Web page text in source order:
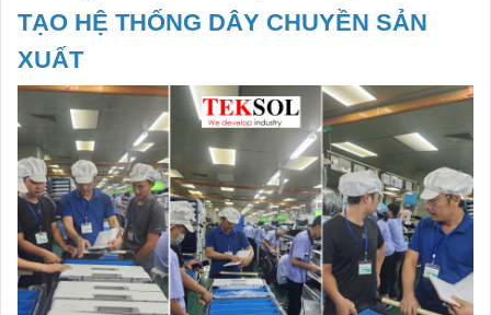
TẠO HỆ THỐNG DÂY CHUYỀN SẢN
XUẤT